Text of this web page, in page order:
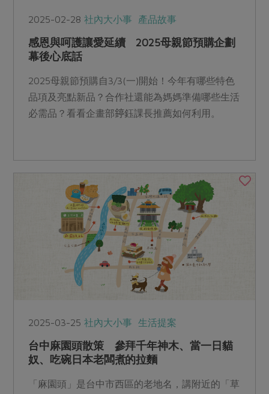
2025-02-28社內大小事 產品故事
感恩與呵護讓愛延續 2025母親節預購企劃
幕後心底話
2025母親節預購自3/3(一)開始！今年有哪些特色
品項及亮點新品？合作社還能為媽媽準備哪些生活
必需品？看看企畫部𨪃鈺課長推薦如何利用。
2025-03-25社內大小事 生活提案
台中麻園頭散策 參拜千年神木、當一日貓
奴、吃碗日本老闆煮的拉麵
「麻園頭」是台中市西區的老地名，講附近的「草